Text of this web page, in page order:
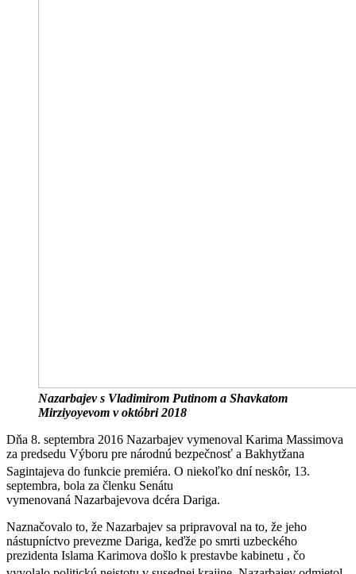
Nazarbajev s Vladimirom Putinom a Shavkatom
Mirziyoyevom v októbri 2018
Dňa 8. septembra 2016 Nazarbajev vymenoval Karima Massimova
za predsedu Výboru pre národnú bezpečnosť a Bakhytžana
Sagintajeva do funkcie premiéra. O niekoľko dní neskôr, 13.
septembra, bola za členku Senátu
vymenovaná Nazarbajevova dcéra Dariga.
Naznačovalo to, že Nazarbajev sa pripravoval na to, že jeho
nástupníctvo prevezme Dariga, keďže po smrti uzbeckého
prezidenta Islama Karimova došlo k prestavbe kabinetu , čo